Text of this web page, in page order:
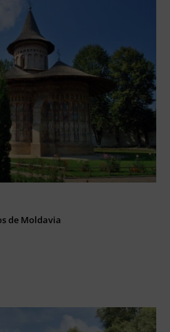
de Moldavia